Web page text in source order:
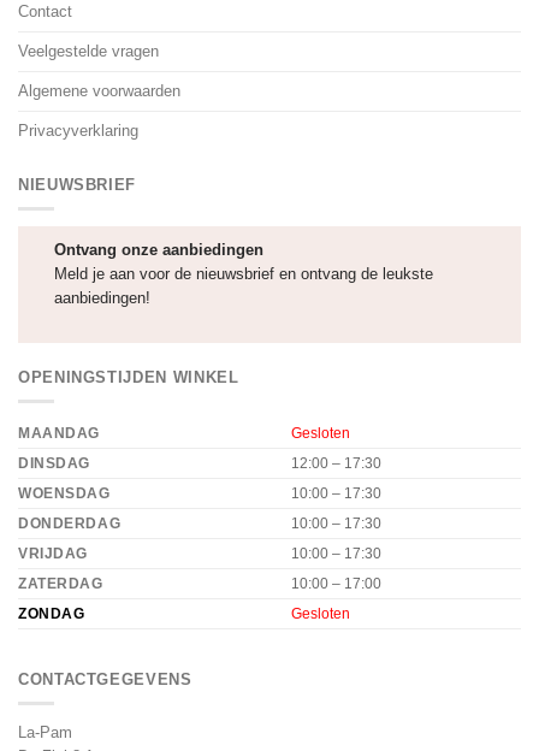
Contact
Veelgestelde vragen
Algemene voorwaarden
Privacyverklaring
NIEUWSBRIEF
Ontvang onze aanbiedingen
Meld je aan voor de nieuwsbrief en ontvang de leukste
aanbiedingen!
OPENINGSTIJDEN WINKEL
MAANDAG Gesloten
DINSDAG 12:00 – 17:30
WOENSDAG 10:00 – 17:30
DONDERDAG 10:00 – 17:30
VRIJDAG 10:00 – 17:30
ZATERDAG 10:00 – 17:00
ZONDAG Gesloten
CONTACTGEGEVENS
La-Pam